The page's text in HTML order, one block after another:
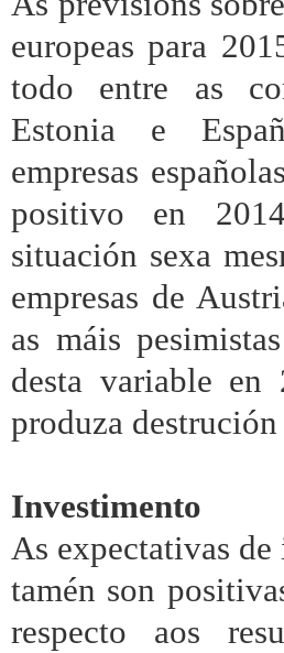
europeas para
todo entre as
Estonia e
empresas
positivo en
situación sexa
empresas de
as máis
desta variable en
produza
Investimento
As expectativas
tamén son
respecto aos